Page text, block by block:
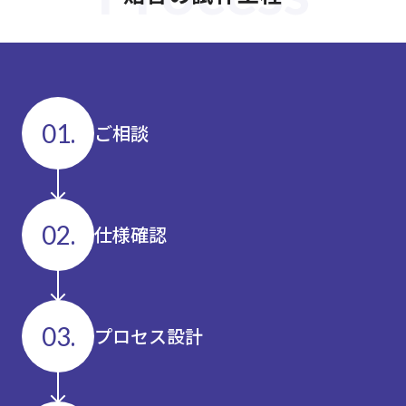
01. ご相談
02. 仕様確認
03. プロセス設計